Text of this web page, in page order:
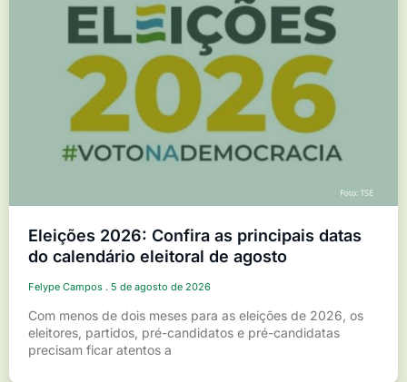
Eleições 2026: Confira as principais datas
do calendário eleitoral de agosto
Felype Campos 5 de agosto de 2026
Com menos de dois meses para as eleições de 2026, os
eleitores, partidos, pré-candidatos e pré-candidatas
precisam ficar atentos a